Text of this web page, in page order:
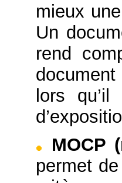
mieux
Un
rend
lors
MOCP
permet